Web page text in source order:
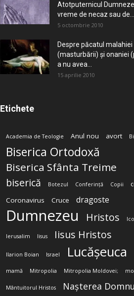
Atotputernicul
vreme de necaz sau de...
5 octombrie 2010
Despre păcatul malahiei
(masturbării) şi onaniei
a nu avea...
15 aprilie 2010
Etichete
Academia de Teologie Anul nou avort
Biserica Ortodoxă
Biserica Sfânta Treime
biserică Botezul Conferință Copii
Coronavirus
Cruce dragoste
Dumnezeu Hristos
Ierusalim Iisus Iisus Hristos
Ilarion Boian Israel Lucășeuca
mamă Mitropolia Mitropolia Moldovei;
Mântuitorul Hristos Nașterea